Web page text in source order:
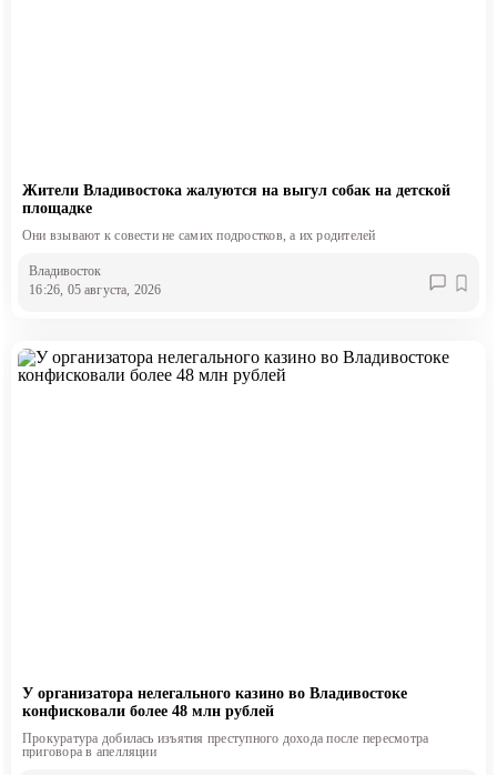
Жители Владивостока жалуются на выгул собак на детской
площадке
Они взывают к совести не самих подростков, а их родителей
Владивосток
16:26, 05 августа, 2026
У организатора нелегального казино во Владивостоке
конфисковали более 48 млн рублей
Прокуратура добилась изъятия преступного дохода после пересмотра
приговора в апелляции